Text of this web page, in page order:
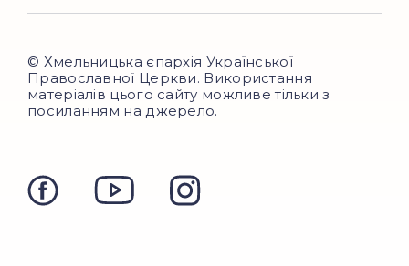
© Хмельницька єпархія Української
Православної Церкви. Використання
матеріалів цього сайту можливе тільки з
посиланням на джерело.